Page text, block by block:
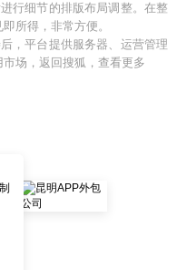
行细节的排版布局调整。在整
所得，非常方便。
，平台提供服务器、运营管理
场，返回搜狐，查看更多